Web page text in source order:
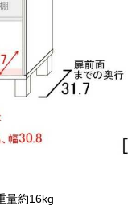
量約16kg